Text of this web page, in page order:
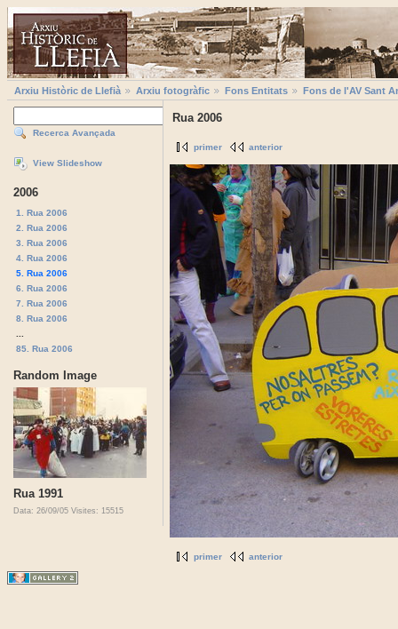
Arxiu Històric de Llefià Arxiu fotogràfic Fons Entitats Fons de l'AV Sant
Recerca Avançada
View Slideshow
2006
1. Rua 2006
2. Rua 2006
3. Rua 2006
4. Rua 2006
5. Rua 2006
6. Rua 2006
7. Rua 2006
8. Rua 2006
85. Rua 2006
Random Image
Rua 1991
Data: 26/09/05 Visites: 15515
Rua 2006
primer anterior
primer anterior